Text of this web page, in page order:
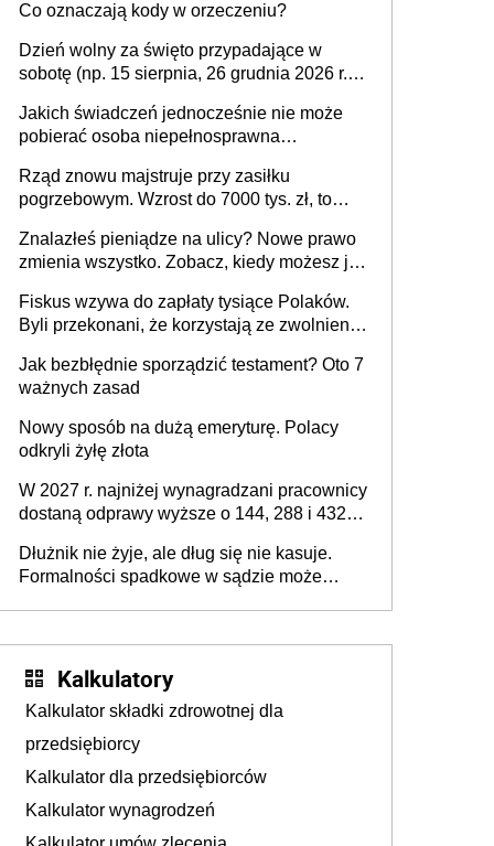
Co oznaczają kody w orzeczeniu?
Dzień wolny za święto przypadające w
sobotę (np. 15 sierpnia, 26 grudnia 2026 r.) –
pracodawcy (sektor prywatny i administracja
publiczna), najczęstsze pytania
Jakich świadczeń jednocześnie nie może
pobierać osoba niepełnosprawna
Rząd znowu majstruje przy zasiłku
pogrzebowym. Wzrost do 7000 tys. zł, to
Znalazłeś pieniądze na ulicy? Nowe prawo
zmienia wszystko. Zobacz, kiedy możesz je
Fiskus wzywa do zapłaty tysiące Polaków.
Byli przekonani, że korzystają ze zwolnienia
Jak bezbłędnie sporządzić testament? Oto 7
ważnych zasad
Nowy sposób na dużą emeryturę. Polacy
odkryli żyłę złota
W 2027 r. najniżej wynagradzani pracownicy
dostaną odprawy wyższe o 144, 288 i 432
Dłużnik nie żyje, ale dług się nie kasuje.
Formalności spadkowe w sądzie może
Kalkulatory
Kalkulator składki zdrowotnej dla
przedsiębiorcy
Kalkulator dla przedsiębiorców
Kalkulator wynagrodzeń